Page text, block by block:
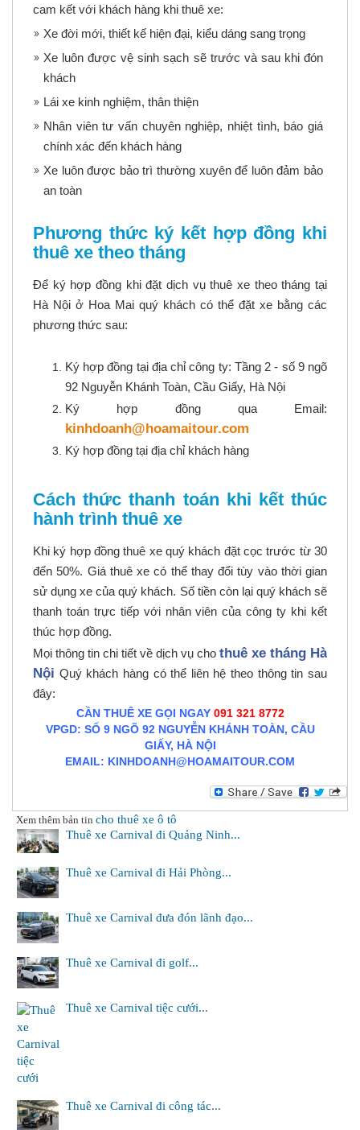
cam kết với khách hàng khi thuê xe:
Xe đời mới, thiết kế hiện đại, kiểu dáng sang trọng
Xe luôn được vệ sinh sạch sẽ trước và sau khi đón
khách
Lái xe kinh nghiệm, thân thiện
Nhân viên tư vấn chuyên nghiệp, nhiệt tình, báo giá
chính xác đến khách hàng
Xe luôn được bảo trì thường xuyên để luôn đảm bảo
an toàn
Phương thức ký kết hợp đồng khi
thuê xe theo tháng
Để ký hợp đồng khi đặt dịch vụthuê xe theo tháng tại
Hà Nội ở Hoa Mai quý khách có thể đặt xe bằng các
phương thức sau:
Ký hợp đồng tại địa chỉ công ty: Tầng 2 - số 9 ngõ
92 Nguyễn Khánh Toàn, Cầu Giấy, Hà Nội
Ký hợp đồng qua Email:
kinhdoanh@hoamaitour.com
Ký hợp đồng tại địa chỉ khách hàng
Cách thức thanh toán khi kết thúc
hành trình thuê xe
Khi ký hợp đồng thuê xe quý khách đặt cọc trước từ 30
đến 50%. Giá thuê xe có thể thay đổi tùy vào thời gian
sử dụng xe của quý khách. Số tiền còn lại quý khách sẽ
thanh toán trực tiếp với nhân viên của công ty khi kết
thúc hợp đồng.
Mọi thông tin chi tiết về dịch vụ cho thuê xe tháng Hà
Nội Quý khách hàng có thể liên hệ theo thông tin sau
đây:
CẦN THUÊ XE GỌI NGAY091 321 8772
VPGD: SỐ 9 NGÕ 92 NGUYỄN KHÁNH TOÀN, CẦU
GIẤY, HÀ NỘI
EMAIL: KINHDOANH@HOAMAITOUR.COM
Xem thêm bản tin cho thuê xe ô tô
Thuê xe Carnival đi Quảng Ninh...
Thuê xe Carnival đi Hải Phòng...
Thuê xe Carnival đưa đón lãnh đạo...
Thuê xe Carnival đi golf...
Thuê xe Carnival tiệc cưới...
Thuê xe Carnival đi công tác...